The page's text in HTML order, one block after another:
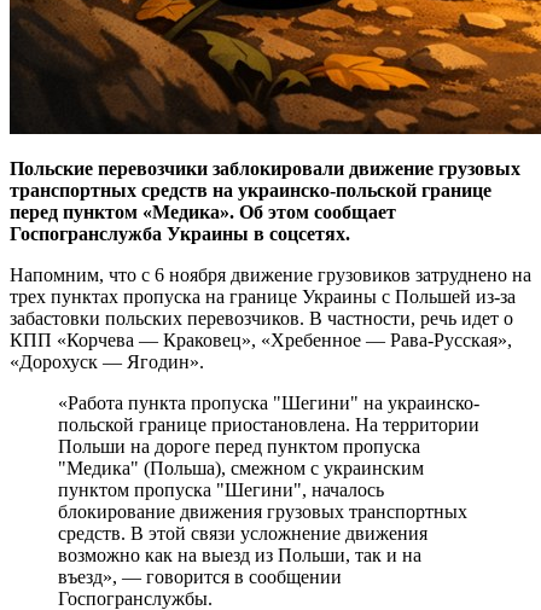
Польские перевозчики заблокировали движение грузовых
транспортных средств на украинско-польской границе
перед пунктом «Медика». Об этом сообщает
Госпогранслужба Украины в соцсетях.
Напомним, что с 6 ноября движение грузовиков затруднено на
трех пунктах пропуска на границе Украины с Польшей из-за
забастовки польских перевозчиков. В частности, речь идет о
КПП «Корчева — Краковец», «Хребенное — Рава-Русская»,
«Дорохуск — Ягодин».
«Работа пункта пропуска "Шегини" на украинско-
польской границе приостановлена. На территории
Польши на дороге перед пунктом пропуска
"Медика" (Польша), смежном с украинским
пунктом пропуска "Шегини", началось
блокирование движения грузовых транспортных
средств. В этой связи усложнение движения
возможно как на выезд из Польши, так и на
въезд», — говорится в сообщении
Госпогранслужбы.